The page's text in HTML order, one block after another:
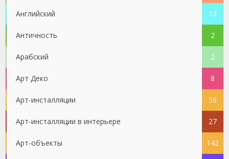
Английский 13
Античность 2
Арабский 2
Арт Деко 8
Арт-инсталляции 56
Арт-инсталляции в интерьере 27
Арт-объекты 142